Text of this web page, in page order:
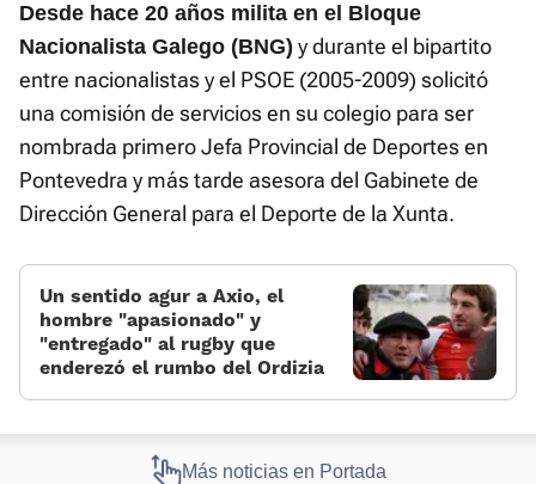
Desde hace 20 años milita en el Bloque
Nacionalista Galego (BNG) y durante el bipartito
entre nacionalistas y el PSOE (2005-2009) solicitó
una comisión de servicios en su colegio para ser
nombrada primero Jefa Provincial de Deportes en
Pontevedra y más tarde asesora del Gabinete de
Dirección General para el Deporte de la Xunta.
Un sentido agur a Axio, el
hombre «apasionado» y
«entregado« al rugby que
enderezó el rumbo del Ordizia
Más noticias en Portada